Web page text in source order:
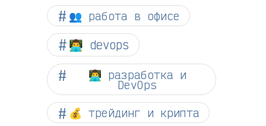
👥 работа в офисе
👨‍💻 devops
👨‍💻 разработка и
DevOps
💰 трейдинг и крипта